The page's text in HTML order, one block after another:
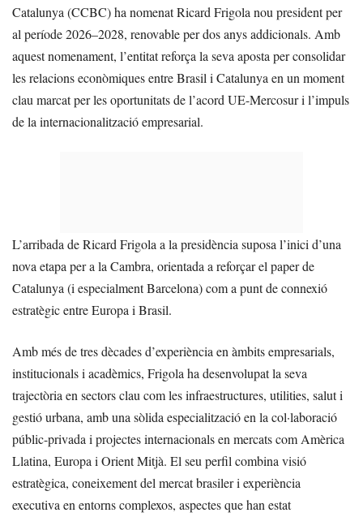
Catalunya (CCBC) ha nomenat Ricard Frigola nou president per
al període 2026–2028, renovable per dos anys addicionals. Amb
aquest nomenament, l’entitat reforça la seva aposta per consolidar
les relacions econòmiques entre Brasil i Catalunya en un moment
clau marcat per les oportunitats de l’acord UE-Mercosur i l’impuls
de la internacionalització empresarial.
L’arribada de Ricard Frigola a la presidència suposa l’inici d’una
nova etapa per a la Cambra, orientada a reforçar el paper de
Catalunya (i especialment Barcelona) com a punt de connexió
estratègic entre Europa i Brasil.
Amb més de tres dècades d’experiència en àmbits empresarials,
institucionals i acadèmics, Frigola ha desenvolupat la seva
trajectòria en sectors clau com les infraestructures, utilities, salut i
gestió urbana, amb una sòlida especialització en la col·laboració
públic-privada i projectes internacionals en mercats com Amèrica
Llatina, Europa i Orient Mitjà. El seu perfil combina visió
estratègica, coneixement del mercat brasiler i experiència
executiva en entorns complexos, aspectes que han estat